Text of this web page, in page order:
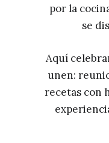
por la
se
Aquí
unen:
recetas con